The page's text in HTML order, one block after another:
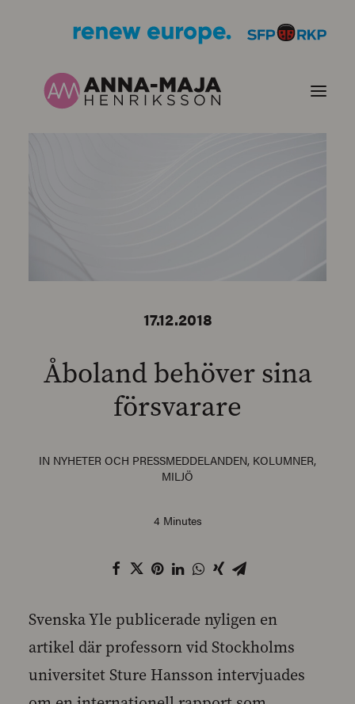
17.12.2018
Åboland behöver sina
försvarare
IN NYHETER OCH PRESSMEDDELANDEN, KOLUMNER,
MILJÖ
4 Minutes
Svenska Yle publicerade nyligen en
artikel där professorn vid Stockholms
universitet Sture Hansson intervjuades